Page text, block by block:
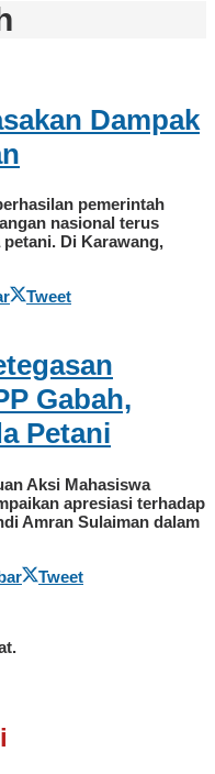
Dampak
pemerintah
nasional terus
Di Karawang,
Tweet
Gabah,
Petani
Aksi Mahasiswa
apresiasi terhadap
Amran Sulaiman dalam
Tweet